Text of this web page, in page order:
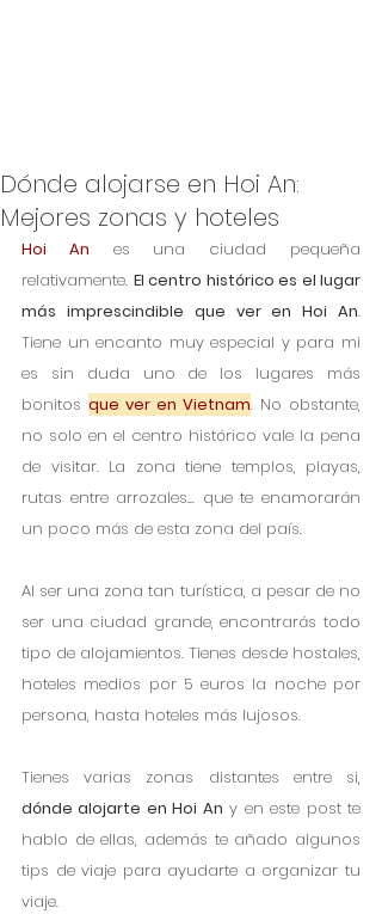
Dónde alojarse en Hoi An:
Mejores zonas y hoteles
Hoi An es una ciudad pequeña
relativamente. El centro histórico es el lugar
más imprescindible que ver en Hoi An.
Tiene un encanto muy especial y para mi
es sin duda uno de los lugares más
bonitos que ver en Vietnam. No obstante,
no solo en el centro histórico vale la pena
de visitar. La zona tiene templos, playas,
rutas entre arrozales... que te enamorarán
un poco más de esta zona del país.
Al ser una zona tan turística, a pesar de no
ser una ciudad grande, encontrarás todo
tipo de alojamientos. Tienes desde hostales,
hoteles medios por 5 euros la noche por
persona, hasta hoteles más lujosos.
dónde alojarte en Hoi An y en este post te
hablo de ellas, además te añado algunos
tips de viaje para ayudarte a organizar tu
viaje.